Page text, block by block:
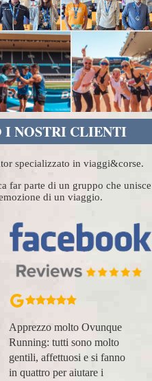
I NOSTRI CLIENTI
specializzato in viaggi&corse.
far parte di un gruppo che unisce
di un viaggio.
Apprezzo molto Ovunque
Running: tutti sono molto
gentili, affettuosi e si fanno
in quattro per aiutare i